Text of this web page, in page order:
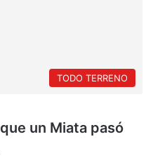
TODO TERRENO
un Miata pasó